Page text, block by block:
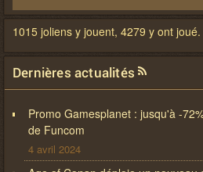
1015 joliens y jouent, 4279 y ont joué.
Dernières actualités
Promo Gamesplanet : jusqu'à -
de Funcom
4 avril 2024